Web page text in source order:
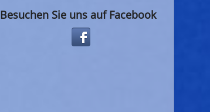
Besuchen Sie uns auf Facebook